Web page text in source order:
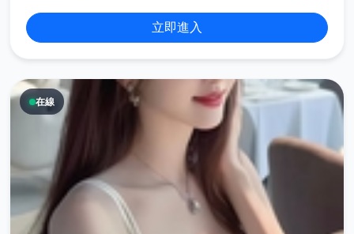
立即進入
在線